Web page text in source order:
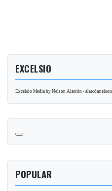
EXCELSIO
Excelsio Media by Nelson Alarcón - alarcónnelson
POPULAR